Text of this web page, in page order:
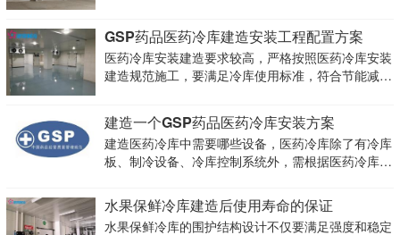
冷库的安全性，必须建造防爆冷库，对冷库内的制冷
设备及配件、材料等都需要有防爆等级要求。
GSP药品医药冷库建造安装工程配置方案
医药冷库安装建造要求较高，严格按照医药冷库安装
建造规范施工，要满足冷库使用标准，符合节能减排
小时正常运行，要确保，药品，医药，疫苗，试剂，
血浆温度控制可靠，医疗行业产品价值和温度要求较
高，
建造一个GSP药品医药冷库安装方案
建造医药冷库中需要哪些设备，医药冷库除了有冷库
板、制冷设备、冷库控制系统外，需根据医药冷库的
苗库、血浆冷库、低温保湿冷库、保温库等，医药冷
库是医药冷链物流的一部分，冷库应配备医药冷藏箱
水果保鲜冷库建造后使用寿命的保证
水果保鲜冷库的围护结构设计不仅要满足强度和稳定